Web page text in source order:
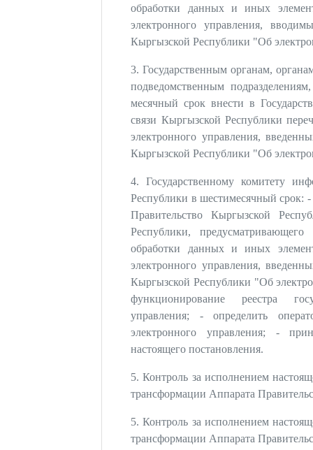
обработки данных и иных
электронного управления,
Кыргызской Республики "Об
3. Государственным органам,
подведомственным
месячный срок внести в
связи Кыргызской Республики
электронного управления,
Кыргызской Республики "Об
4. Государственному комитету
Республики в шестимесячный срок:
Правительство Кыргызской
Республики,
обработки данных и иных
электронного управления,
Кыргызской Республики "Об
функционирование реестра
управления; - определить
электронного управления; -
настоящего постановления.
5. Контроль за исполнением
трансформации Аппарата
5. Контроль за исполнением
трансформации Аппарата